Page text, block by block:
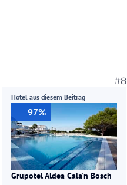
#8
Hotel aus diesem Beitrag
97%
Grupotel Aldea Cala'n Bosch